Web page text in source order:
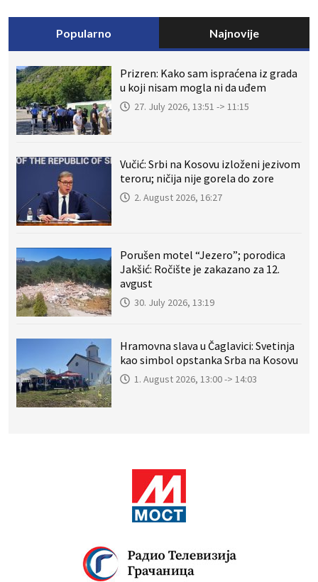
Popularno Najnovije
Prizren: Kako sam ispraćena iz grada
u koji nisam mogla ni da uđem
27. July 2026, 13:51 -> 11:15
Vučić: Srbi na Kosovu izloženi jezivom
teroru; ničija nije gorela do zore
2. August 2026, 16:27
Porušen motel “Jezero”; porodica
Jakšić: Ročište je zakazano za 12.
avgust
30. July 2026, 13:19
Hramovna slava u Čaglavici: Svetinja
kao simbol opstanka Srba na Kosovu
1. August 2026, 13:00 -> 14:03